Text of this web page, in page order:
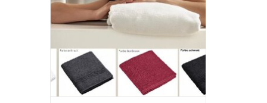
ZUM WARENKORB HINZUFÜGEN